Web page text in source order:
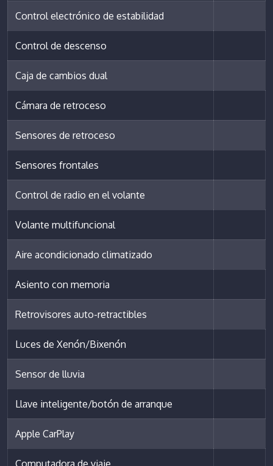
Control electrónico de estabilidad
Control de descenso
Caja de cambios dual
Cámara de retroceso
Sensores de retroceso
Sensores frontales
Control de radio en el volante
Volante multifuncional
Aire acondicionado climatizado
Asiento con memoria
Retrovisores auto-retractibles
Luces de Xenón/Bixenón
Sensor de lluvia
Llave inteligente/botón de arranque
Apple CarPlay